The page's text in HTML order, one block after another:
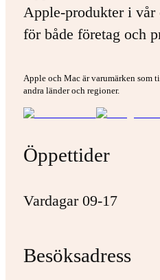
Apple-produkter i
för både företag och
Apple och Mac är varumärken som
andra länder och regioner.
Öppettider
Vardagar 09-17
Besöksadress